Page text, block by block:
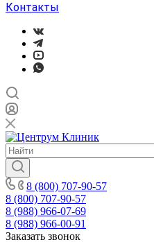
Контакты
8 (800) 707-90-57
8 (800) 707-90-57
8 (988) 966-07-69
8 (988) 966-00-91
Заказать звонок